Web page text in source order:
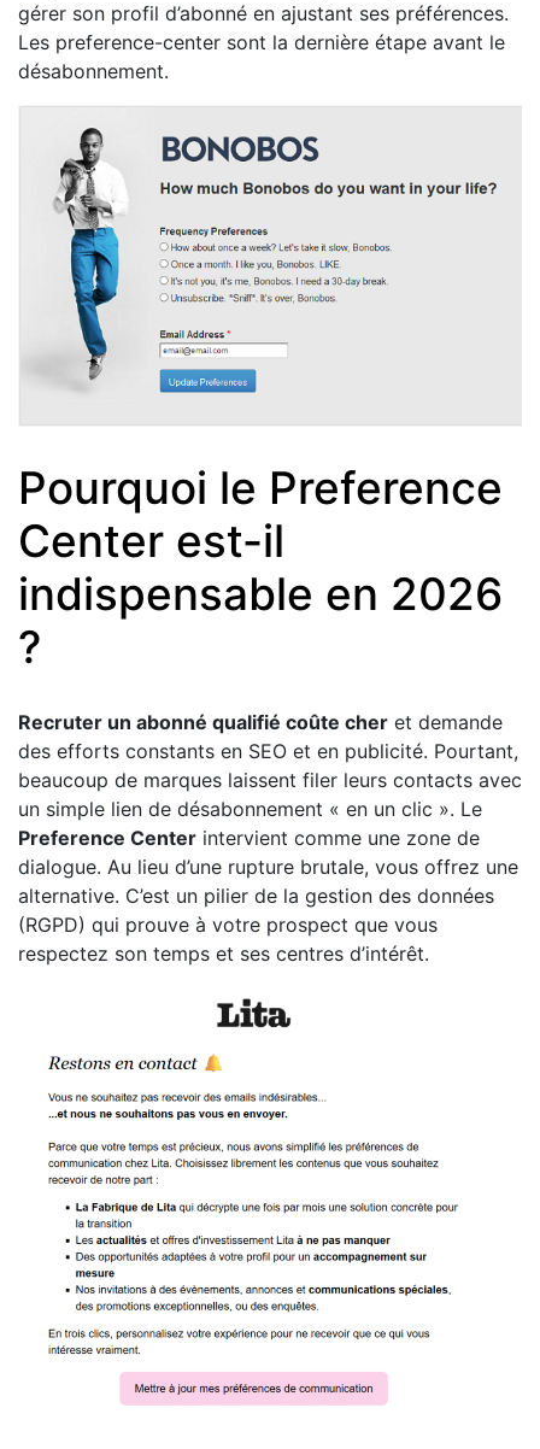
gérer son profil d’abonné en ajustant ses préférences.
Les preference-center sont la dernière étape avant le
désabonnement.
Pourquoi le Preference
Center est-il
indispensable en 2026
?
Recruter un abonné qualifié coûte cher et demande
des efforts constants en SEO et en publicité. Pourtant,
beaucoup de marques laissent filer leurs contacts avec
un simple lien de désabonnement « en un clic ». Le
Preference Center intervient comme une zone de
dialogue. Au lieu d’une rupture brutale, vous offrez une
alternative. C’est un pilier de la gestion des données
(RGPD) qui prouve à votre prospect que vous
respectez son temps et ses centres d’intérêt.